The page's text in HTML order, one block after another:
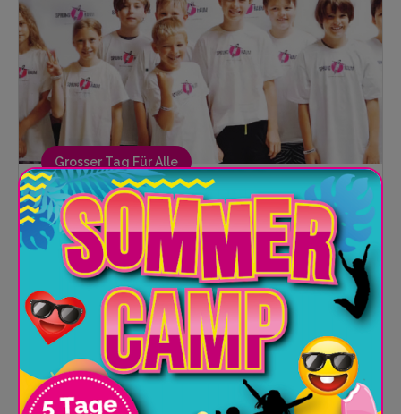
Grosser Tag Für Alle
Feier Deinen GEBURTSTAG im
SPRUNG.RAUM Berlin
Geburtstagparty in der Trampolinhalle? Kein
Problem im SPRUNG.RAUM Berlin. Lade...
DETAILS & PREISE